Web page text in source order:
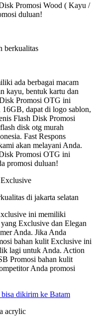
Promosi Wood ( Kayu /
duluan!
ada berbagai macam
kayu, bentuk kartu dan
Promosi OTG ini
dapat di logo sablon,
Flash Disk Promosi
disk otg murah
Fast Respons
akan melayani Anda.
Promosi OTG ini
promosi duluan!
ini memiliki
Exclusive dan Elegan
Anda. Jika Anda
bahan kulit Exclusive ini
lagi untuk Anda. Action
Promosi bahan kulit
Anda promosi
dikirim ke Batam
acrylic